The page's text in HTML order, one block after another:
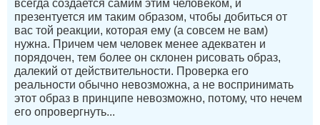
всегда создается самим этим человеком, и
презентуется им таким образом, чтобы добиться от
вас той реакции, которая ему (а совсем не вам)
нужна. Причем чем человек менее адекватен и
порядочен, тем более он склонен рисовать образ,
далекий от действительности. Проверка его
реальности обычно невозможна, а не воспринимать
этот образ в принципе невозможно, потому, что нечем
его опровергнуть...